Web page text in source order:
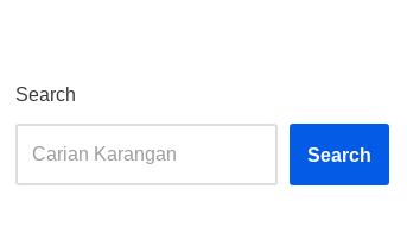
Search
Search